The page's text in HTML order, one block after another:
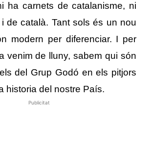
ha carnets de catalanisme, ni
de català. Tant sols és un nou
modern per diferenciar. I per
venim de lluny, sabem qui són
del Grup Godó en els pitjors
historia del nostre País.
Publicitat